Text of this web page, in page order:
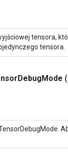
tensora,
tensora.
DebugMode